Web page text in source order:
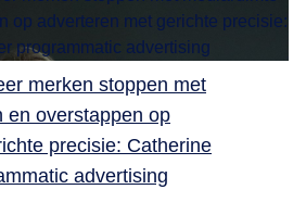
merken stoppen met
en overstappen op
precisie: Catherine
advertising